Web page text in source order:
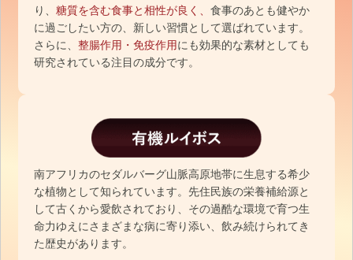
り、糖質を含む食事と相性が良く、食事のあとも健やか
に過ごしたい方の、新しい習慣として選ばれています。
さらに、整腸作用・免疫作用にも効果的な素材としても
研究されている注目の成分です。
南アフリカのセダルバーグ山脈高原地帯に生息する希少
な植物として知られています。先住民族の栄養補給源と
して古くから愛飲されており、その過酷な環境で育つ生
命力ゆえにさまざまな病に寄り添い、飲み続けられてき
た歴史があります。